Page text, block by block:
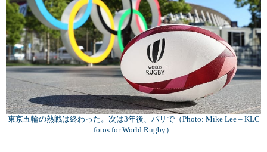
東京五輪の熱戦は終わった。次は3年後、パリで（Photo: Mike Lee – KLC
fotos for World Rugby）